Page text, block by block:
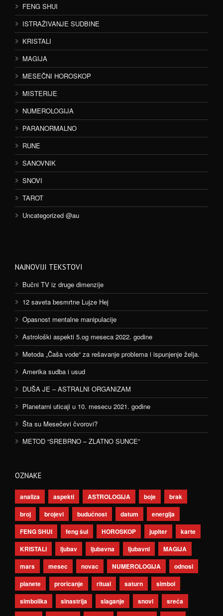
FENG SHUI
ISTRAŽIVANJE SUDBINE
KRISTALI
MAGIJA
MESEČNI HOROSKOP
MISTERIJE
NUMEROLOGIJA
PARANORMALNO
RUNE
SANOVNIK
SNOVI
TAROT
Uncategorized @au
NAJNOVIJI TEKSTOVI
Bučni TV iz druge dimenzije
12 saveta besmrtne Lujze Hej
Opasnost mentalne manipulacije
Astrološki aspekti 5.og meseca 2022. godine
Metoda „Čaša vode“ za rešavanje problema i ispunjenje želja.
Amerika sudba i usud
DUŠA JE – ASTRALNI ORGANIZAM
Planetarni uticaji u 10. mesecu 2021. godine
Šta su Mesečevi čvorovi?
METOD “SREBRNO – ZLATNO SUNCE”
OZNAKE
analiza aspekti ASTROLOGIJA boje
brak
broj
brojevi budućnost datum
energija
FENG SHUI
feng šui HOROSKOP jupiter
karte
KRISTALI
ljubav ljubavna ljubavni
MAGIJA
mars
mesec novac NUMEROLOGIJA
odnosi
planete
proricanje ritual saturn
simbol
simbolika
sinastrija slaganje snovi
sreća